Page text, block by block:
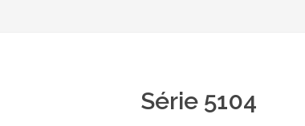
Série 5104